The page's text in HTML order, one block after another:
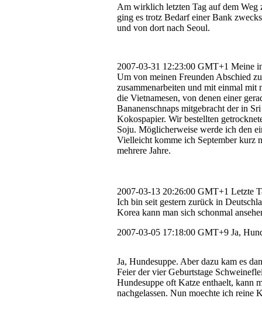
Am wirklich letzten Tag auf dem Weg
ging es trotz Bedarf einer Bank
und von dort nach Seoul.
2007-03-31 12:23:00 GMT+1 Meine
Um von meinen Freunden Abschied
zusammenarbeiten und mit einmal mit
die Vietnamesen, von denen einer
Bananenschnaps mitgebracht der in
Kokospapier. Wir bestellten
Soju. Möglicherweise werde ich den
Vielleicht komme ich September kurz
mehrere Jahre.
2007-03-13 20:26:00 GMT+1 Letzte
Ich bin seit gestern zurück in
Korea kann man sich schonmal
2007-03-05 17:18:00 GMT+9 Ja,
Ja, Hundesuppe. Aber dazu kam es
Feier der vier Geburtstage
Hundesuppe oft Katze enthaelt, kann
nachgelassen. Nun moechte ich reine